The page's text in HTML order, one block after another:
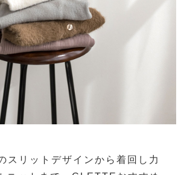
スリットデザインから着回し力